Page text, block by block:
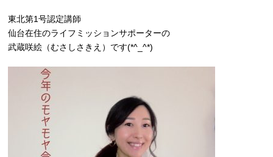
東北第1号認定講師
仙台在住のライフミッションサポーターの
武蔵咲絵（むさしさきえ）です(*^_^*)